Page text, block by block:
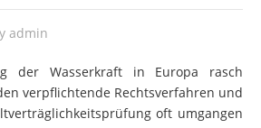
admin
der Wasserkraft in Europa rasch
verpflichtende Rechtsverfahren und
oft umgangen